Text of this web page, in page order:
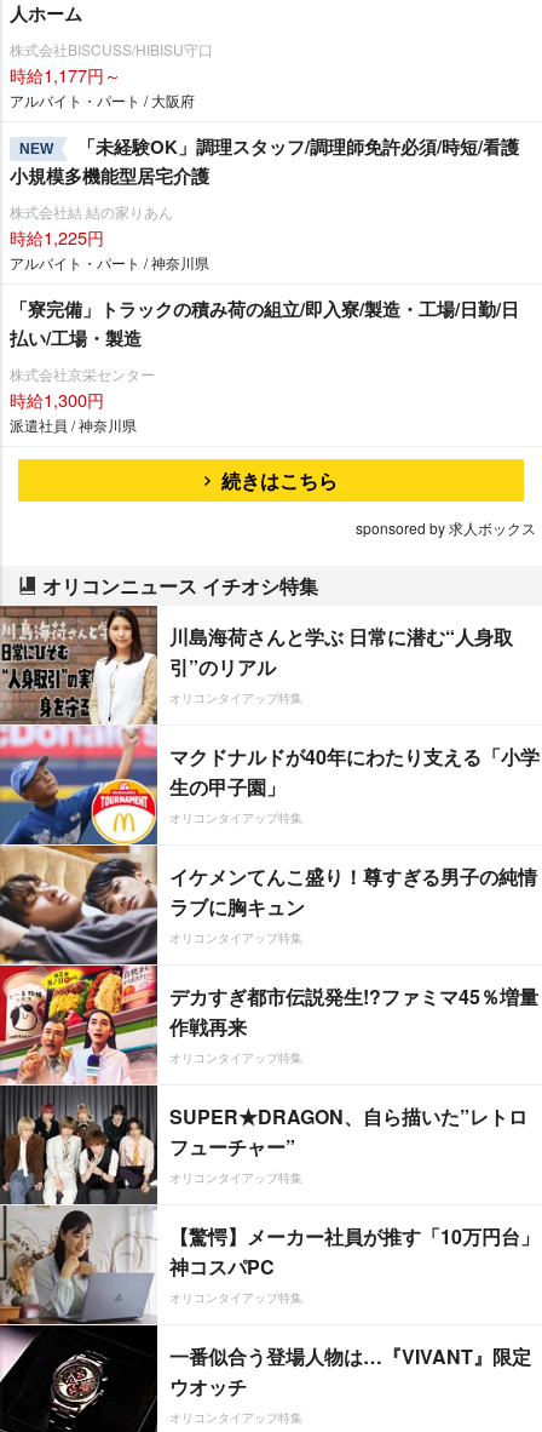
人ホーム
株式会社BISCUSS/HIBISU守口
時給1,177円～
アルバイト・パート / 大阪府
NEW
「未経験OK」調理スタッフ/調理師免許必須/時短/看護
小規模多機能型居宅介護
株式会社結 結の家りあん
時給1,225円
アルバイト・パート / 神奈川県
「寮完備」トラックの積み荷の組立/即入寮/製造・工場/日勤/日
払い/工場・製造
株式会社京栄センター
時給1,300円
派遣社員 / 神奈川県
続きはこちら
sponsored by 求人ボックス
オリコンニュース イチオシ特集
川島海荷さんと学ぶ 日常に潜む“人身取
引”のリアル
オリコンタイアップ特集
マクドナルドが40年にわたり支える「小学
生の甲子園」
オリコンタイアップ特集
イケメンてんこ盛り！尊すぎる男子の純情
ラブに胸キュン
オリコンタイアップ特集
デカすぎ都市伝説発生!?ファミマ45％増量
作戦再来
オリコンタイアップ特集
SUPER★DRAGON、自ら描いた”レトロ
フューチャー”
オリコンタイアップ特集
【驚愕】メーカー社員が推す「10万円台」
神コスパPC
オリコンタイアップ特集
一番似合う登場人物は…『VIVANT』限定
ウオッチ
オリコンタイアップ特集